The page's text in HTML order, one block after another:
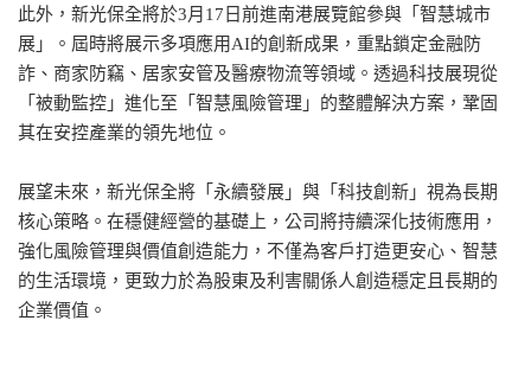
此外，新光保全將於3月17日前進南港展覽館參與「智慧城市
展」。屆時將展示多項應用AI的創新成果，重點鎖定金融防
詐、商家防竊、居家安管及醫療物流等領域。透過科技展現從
「被動監控」進化至「智慧風險管理」的整體解決方案，鞏固
其在安控產業的領先地位。
展望未來，新光保全將「永續發展」與「科技創新」視為長期
核心策略。在穩健經營的基礎上，公司將持續深化技術應用，
強化風險管理與價值創造能力，不僅為客戶打造更安心、智慧
的生活環境，更致力於為股東及利害關係人創造穩定且長期的
企業價值。